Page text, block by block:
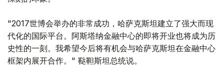
"2017世博会举办的非常成功，哈萨克斯坦建立了强大而现
代化的国际平台。阿斯塔纳金融中心的即将开业也将成为历
史性的一刻。我希望今后将有机会与哈萨克斯坦在金融中心
框架内展开合作。" 鞑靼斯坦总统说。